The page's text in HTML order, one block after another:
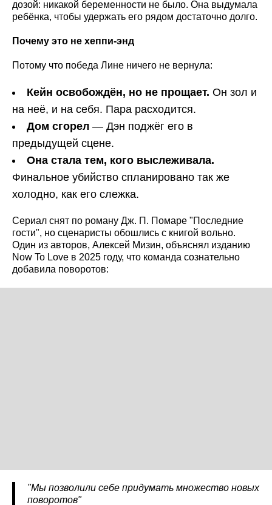
дозой: никакой беременности не было. Она выдумала
ребёнка, чтобы удержать его рядом достаточно долго.
Почему это не хеппи-энд
Потому что победа Лине ничего не вернула:
Кейн освобождён, но не прощает. Он зол и
на неё, и на себя. Пара расходится.
Дом сгорел — Дэн поджёг его в
предыдущей сцене.
Она стала тем, кого выслеживала.
Финальное убийство спланировано так же
холодно, как его слежка.
Сериал снят по роману Дж. П. Помаре "Последние
гости", но сценаристы обошлись с книгой вольно.
Один из авторов, Алексей Мизин, объяснял изданию
Now To Love в 2025 году, что команда сознательно
добавила поворотов:
"Мы позволили себе придумать множество новых
поворотов"